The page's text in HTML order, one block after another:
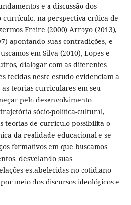
e a discussão dos
currículo, na perspectiva crítica de
Freire (2000) Arroyo (2013),
apontando suas contradições, e
em Silva (2010), Lopes e
dialogar com as diferentes
tecidas neste estudo evidenciam a
teorias curriculares em seu
pelo desenvolvimento
sócio-política-cultural,
teorias de currículo possibilita o
da realidade educacional e se
formativos em que buscamos
desvelando suas
estabelecidas no cotidiano
meio dos discursos ideológicos e